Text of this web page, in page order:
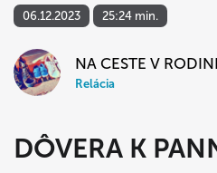
06.12.2023 25:24 min.
NA CESTE V
Relácia
DÔVERA K